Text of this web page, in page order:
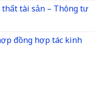
tài sản – Thông tư
đồng hợp tác kinh